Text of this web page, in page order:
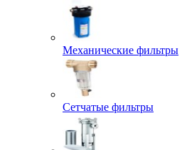
Механические фильтры
Сетчатые фильтры